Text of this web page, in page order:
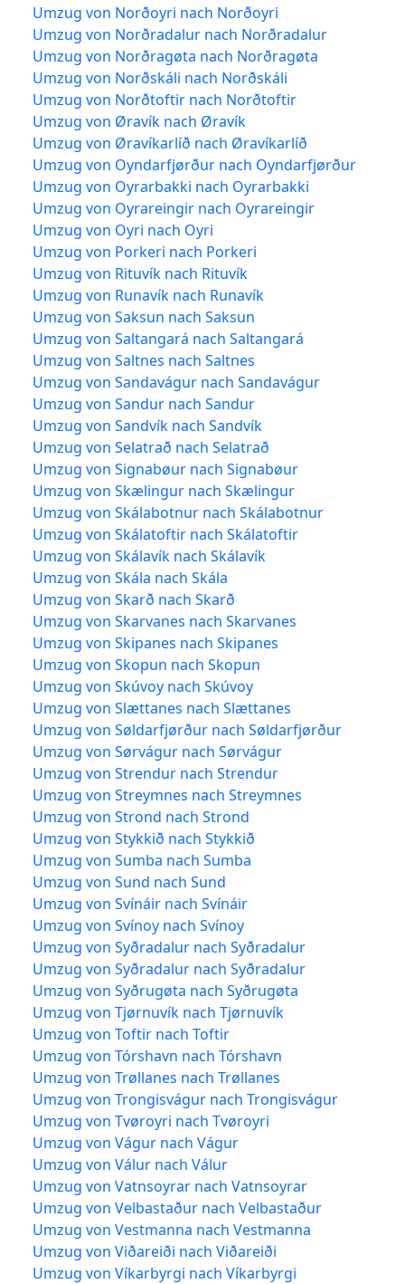
Umzug von Norðoyri nach Norðoyri
Umzug von Norðradalur nach Norðradalur
Umzug von Norðragøta nach Norðragøta
Umzug von Norðskáli nach Norðskáli
Umzug von Norðtoftir nach Norðtoftir
Umzug von Øravík nach Øravík
Umzug von Øravíkarlíð nach Øravíkarlíð
Umzug von Oyndarfjørður nach Oyndarfjørður
Umzug von Oyrarbakki nach Oyrarbakki
Umzug von Oyrareingir nach Oyrareingir
Umzug von Oyri nach Oyri
Umzug von Porkeri nach Porkeri
Umzug von Rituvík nach Rituvík
Umzug von Runavík nach Runavík
Umzug von Saksun nach Saksun
Umzug von Saltangará nach Saltangará
Umzug von Saltnes nach Saltnes
Umzug von Sandavágur nach Sandavágur
Umzug von Sandur nach Sandur
Umzug von Sandvík nach Sandvík
Umzug von Selatrað nach Selatrað
Umzug von Signabøur nach Signabøur
Umzug von Skælingur nach Skælingur
Umzug von Skálabotnur nach Skálabotnur
Umzug von Skálatoftir nach Skálatoftir
Umzug von Skálavík nach Skálavík
Umzug von Skála nach Skála
Umzug von Skarð nach Skarð
Umzug von Skarvanes nach Skarvanes
Umzug von Skipanes nach Skipanes
Umzug von Skopun nach Skopun
Umzug von Skúvoy nach Skúvoy
Umzug von Slættanes nach Slættanes
Umzug von Søldarfjørður nach Søldarfjørður
Umzug von Sørvágur nach Sørvágur
Umzug von Strendur nach Strendur
Umzug von Streymnes nach Streymnes
Umzug von Strond nach Strond
Umzug von Stykkið nach Stykkið
Umzug von Sumba nach Sumba
Umzug von Sund nach Sund
Umzug von Svínáir nach Svínáir
Umzug von Svínoy nach Svínoy
Umzug von Syðradalur nach Syðradalur
Umzug von Syðradalur nach Syðradalur
Umzug von Syðrugøta nach Syðrugøta
Umzug von Tjørnuvík nach Tjørnuvík
Umzug von Toftir nach Toftir
Umzug von Tórshavn nach Tórshavn
Umzug von Trøllanes nach Trøllanes
Umzug von Trongisvágur nach Trongisvágur
Umzug von Tvøroyri nach Tvøroyri
Umzug von Vágur nach Vágur
Umzug von Válur nach Válur
Umzug von Vatnsoyrar nach Vatnsoyrar
Umzug von Velbastaður nach Velbastaður
Umzug von Vestmanna nach Vestmanna
Umzug von Viðareiði nach Viðareiði
Umzug von Víkarbyrgi nach Víkarbyrgi